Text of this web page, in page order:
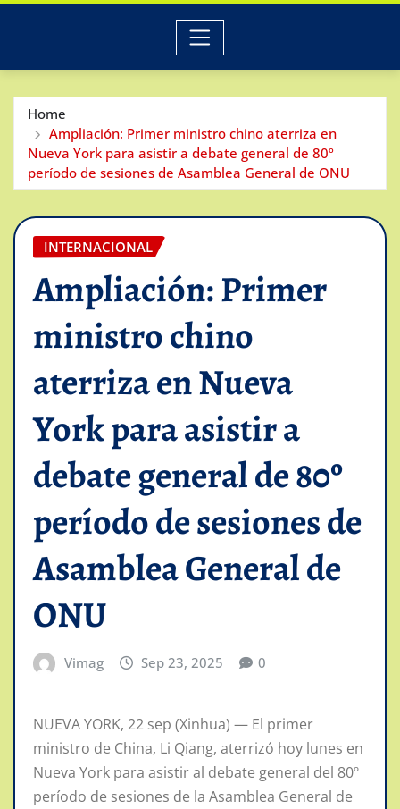
Home
Ampliación: Primer ministro chino aterriza en
Nueva York para asistir a debate general de 80º
período de sesiones de Asamblea General de ONU
INTERNACIONAL
Ampliación: Primer
ministro chino
aterriza en Nueva
York para asistir a
debate general de 80º
período de sesiones de
Asamblea General de
ONU
Vimag Sep 23, 2025 0
NUEVA YORK, 22 sep (Xinhua) — El primer
ministro de China, Li Qiang, aterrizó hoy lunes en
Nueva York para asistir al debate general del 80º
período de sesiones de la Asamblea General de